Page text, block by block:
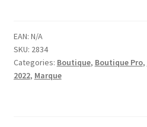
EAN: N/A
SKU: 2834
Categories: Boutique, Boutique Pro,
2022, Marque